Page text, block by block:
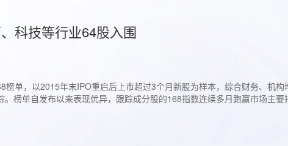
科技等行业64股入围
单，以2015年末IPO重启后上市超过3个月新股为样本，综合财务、机
榜单自发布以来表现优异，跟踪成分股的168指数连续多月跑赢市场主